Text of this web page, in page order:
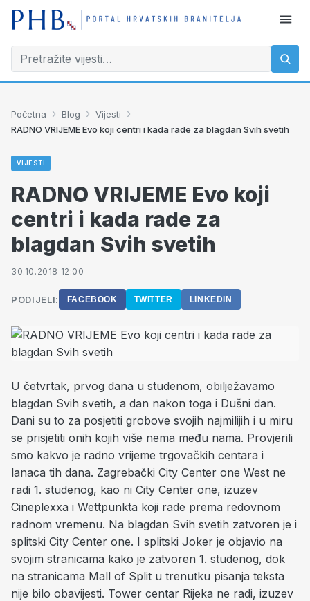
Početna › Blog › Vijesti ›
RADNO VRIJEME Evo koji centri i kada rade za blagdan Svih svetih
VIJESTI
RADNO VRIJEME Evo koji
centri i kada rade za
blagdan Svih svetih
30.10.2018 12:00
PODIJELI: FACEBOOK TWITTER LINKEDIN
U četvrtak, prvog dana u studenom, obilježavamo
blagdan Svih svetih, a dan nakon toga i Dušni dan.
Dani su to za posjetiti grobove svojih najmilijih i u miru
se prisjetiti onih kojih više nema među nama. Provjerili
smo kakvo je radno vrijeme trgovačkih centara i
lanaca tih dana. Zagrebački City Center one West ne
radi 1. studenog, kao ni City Center one, izuzev
Cineplexxa i Wettpunkta koji rade prema redovnom
radnom vremenu. Na blagdan Svih svetih zatvoren je i
splitski City Center one. I splitski Joker je objavio na
svojim stranicama kako je zatvoren 1. studenog, dok
na stranicama Mall of Split u trenutku pisanja teksta
nije bilo obavijesti. Tower centar Rijeka ne radi, izuzev